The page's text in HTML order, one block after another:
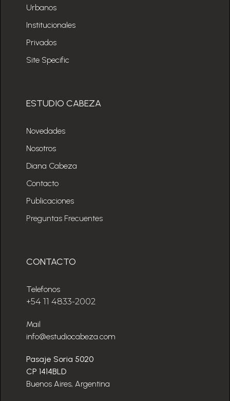
Urbanos
Institucionales
Privados
Site Specific
ESTUDIO CABEZA
Novedades
Nosotros
Diana Cabeza
Contacto
Publicaciones
Preguntas Frecuentes
CONTACTO
Telefonos
+54 11 4833-2002
Mail
info@estudiocabeza.com
Pasaje Soria 5020
CP 1414BLD
Buenos Aires, Argentina